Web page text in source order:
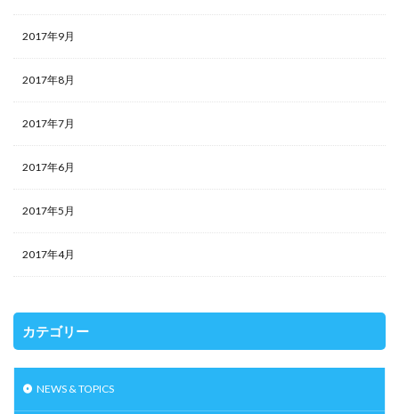
2017年9月
2017年8月
2017年7月
2017年6月
2017年5月
2017年4月
カテゴリー
NEWS & TOPICS